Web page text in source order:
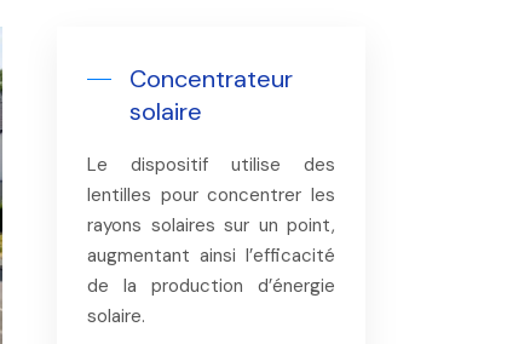
Concentrateur
solaire
Le dispositif utilise des
lentilles pour concentrer les
rayons solaires sur un point,
augmentant ainsi l’efficacité
de la production d’énergie
solaire.